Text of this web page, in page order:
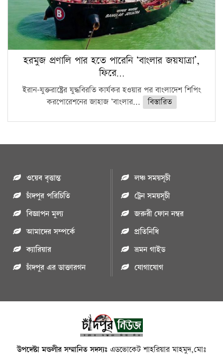
হরমুজ প্রণালি পার হতে পারেনি ‘বাংলার জয়যাত্রা’,
ফিরে…
ইরান-যুক্তরাষ্ট্রের যুদ্ধবিরতি কার্যকর হওয়ার পর বাংলাদেশ শিপিং
করপোরেশনের জাহাজ ‘বাংলার...
বিস্তারিত
ওয়েব বৃত্তান্ত
চাঁদপুর পরিচিতি
বিজ্ঞাপন মুল্য
আমাদের সম্পর্কে
ক্যারিয়ার
চাঁদপুর এর ডাক্তারগন
লঞ্চ সময়সূচী
ট্রেন সময়সূচী
জরুরী ফোন নম্বর
প্রতিনিধি
ভ্রমন গাইড
যোগাযোগ
উপদেষ্টা মন্ডলীর সম্মানিত সদস্যঃ এডভোকেট শাহরিয়ার মাহমুদ,মোঃ